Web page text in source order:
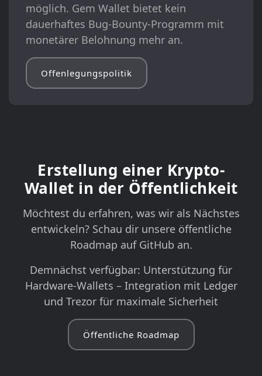
möglich. Gem Wallet bietet kein
dauerhaftes Bug-Bounty-Programm mit
monetärer Belohnung mehr an.
Offenlegungspolitik
Erstellung einer Krypto-
Wallet in der Öffentlichkeit
Möchtest du erfahren, was wir als Nächstes
entwickeln? Schau dir unsere öffentliche
Roadmap auf GitHub an.
Demnächst verfügbar: Unterstützung für
Hardware-Wallets – Integration mit Ledger
und Trezor für maximale Sicherheit
Öffentliche Roadmap